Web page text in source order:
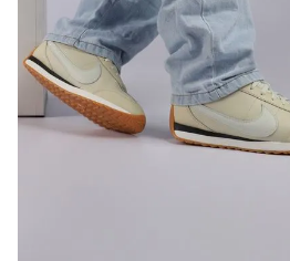
43
Ver mais 6